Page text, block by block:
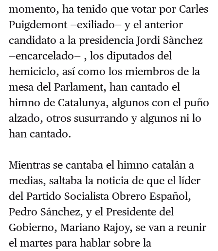
momento, ha tenido que votar por Carles
Puigdemont —exiliado— y el anterior
candidato a la presidencia Jordi Sànchez
—encarcelado— , los diputados del
hemiciclo, así como los miembros de la
mesa del Parlament, han cantado el
himno de Catalunya, algunos con el puño
alzado, otros susurrando y algunos ni lo
han cantado.
Mientras se cantaba el himno catalán a
medias, saltaba la noticia de que el líder
del Partido Socialista Obrero Español,
Pedro Sánchez, y el Presidente del
Gobierno, Mariano Rajoy, se van a reunir
el martes para hablar sobre la